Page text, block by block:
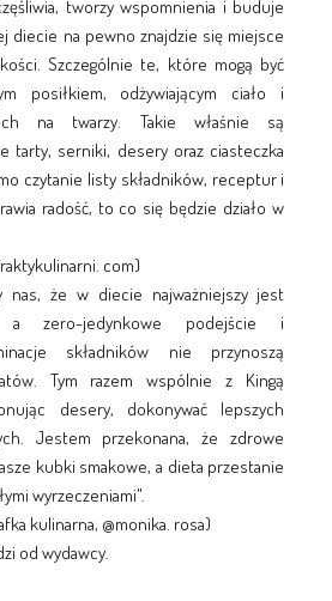
tworzy wspomnienia i buduje
diecie na pewno znajdzie się miejsce
Szczególnie te, które mogą być
posiłkiem, odżywiającym ciało i
na twarzy. Takie właśnie są
tarty, serniki, desery oraz ciasteczka
czytanie listy składników, receptur i
radość, to co się będzie działo w
com)
nas, że w diecie najważniejszy jest
a zero-jedynkowe podejście i
składników nie przynoszą
Tym razem wspólnie z Kingą
desery, dokonywać lepszych
Jestem przekonana, że zdrowe
kubki smakowe, a dieta przestanie
wyrzeczeniami".
kulinarna, @monika. rosa)
od wydawcy.